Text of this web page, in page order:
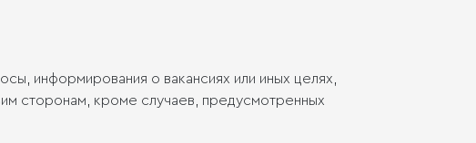
информирования о вакансиях или иных целях,
сторонам, кроме случаев, предусмотренных